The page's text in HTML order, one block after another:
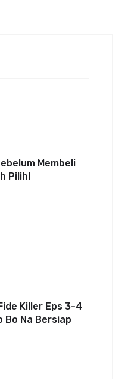
Membeli
Pilih!
Killer Eps 3-4
Bo Na Bersiap